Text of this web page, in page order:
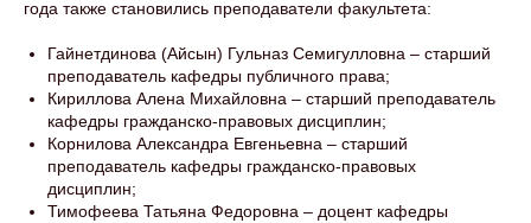
года также становились преподаватели факультета:
Гайнетдинова (Айсын) Гульназ Семигулловна – старший
преподаватель кафедры публичного права;
Кириллова Алена Михайловна – старший преподаватель
кафедры гражданско-правовых дисциплин;
Корнилова Александра Евгеньевна – старший
преподаватель кафедры гражданско-правовых
дисциплин;
Тимофеева Татьяна Федоровна – доцент кафедры